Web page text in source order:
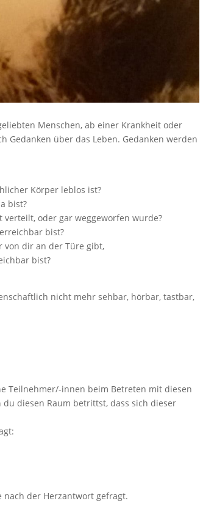
Menschen, ab einer Krankheit oder
Gedanken über das Leben. Gedanken werden
Körper leblos ist?
bist?
oder gar weggeworfen wurde?
bist?
von dir an der Türe gibt,
bist?
nicht mehr sehbar, hörbar, tastbar,
Teilnehmer/-innen beim Betreten mit diesen
diesen Raum betrittst, dass sich dieser
nach der Herzantwort gefragt.